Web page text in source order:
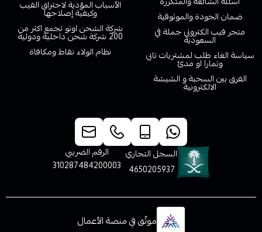
ضمان الجودة والموثوقية
متجر فيب الكتروني جملة في
السعودية
سياسة الغاء طلب لمشتريات تابي
وتمارا او مدئ
الفرق بين السحبة و الشيشة
الالكترونية
الأسباب المؤدية لاحتراق الفيب
وكيفية إصلاحها
شركة الشحن اوتو تجمع اكثر من
200 شركة شحن داخلية ودولية
نظام الولاء نقاط ومكافاة
السجل التجاري
4650205937
الرقم الضريبي
310287484200003
موثّق في منصة الأعمال